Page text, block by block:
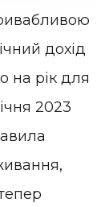
дохід
на рік для
2023